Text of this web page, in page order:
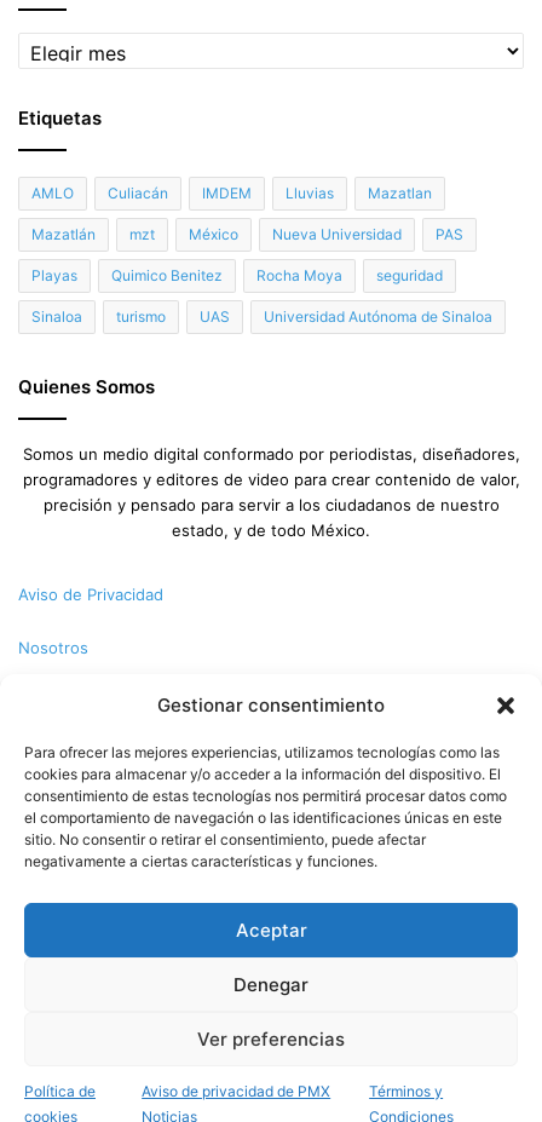
Gestionar consentimiento
Para ofrecer las mejores experiencias, utilizamos tecnologías como las
cookies para almacenar y/o acceder a la información del dispositivo. El
consentimiento de estas tecnologías nos permitirá procesar datos como
el comportamiento de navegación o las identificaciones únicas en este
sitio. No consentir o retirar el consentimiento, puede afectar
negativamente a ciertas características y funciones.
Aceptar
Denegar
Ver preferencias
Política de
cookies
Aviso de privacidad de PMX
Noticias
Términos y
Condiciones
Archivo
Etiquetas
AMLO Culiacán IMDEM Lluvias Mazatlan
Mazatlán mzt México Nueva Universidad PAS
Playas Quimico Benitez Rocha Moya seguridad
Sinaloa turismo UAS Universidad Autónoma de Sinaloa
Quienes Somos
Somos un medio digital conformado por periodistas, diseñadores,
programadores y editores de video para crear contenido de valor,
precisión y pensado para servir a los ciudadanos de nuestro
estado, y de todo México.
Aviso de Privacidad
Nosotros
Términos y Condiciones
Política de Cookies
Contacto
© Copyright 2026,PMX. Todos los derechos reservados.
Nacional
Entretenimiento Especiales
Facebook
X YouTubeInstagram